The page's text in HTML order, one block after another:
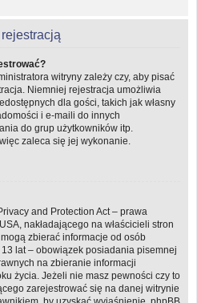
witryny zależy czy, aby pisać
Niemniej rejestracja umożliwia
dla gości, takich jak własny
i e-maili do innych
do grup użytkowników itp.
zaleca się jej wykonanie.
and Protection Act – prawa
nakładającego na właścicieli stron
zbierać informacje od osób
lat – obowiązek posiadania pisemnej
na zbieranie informacji
życia. Jeżeli nie masz pewności czy to
zarejestrować się na danej witrynie